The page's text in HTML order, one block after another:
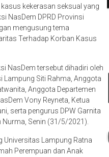
kekerasan seksual yang
NasDem DPRD Provinsi
mengusung tema
Terhadap Korban Kasus
NasDem tersebut dihadiri oleh
Lampung Siti Rahma, Anggota
Anggota Departemen
Vony Reyneta, Ketua
serta pengurus DPW Garnita
Senin (31/5/2021).
Lampung Ratna
Perempuan dan Anak